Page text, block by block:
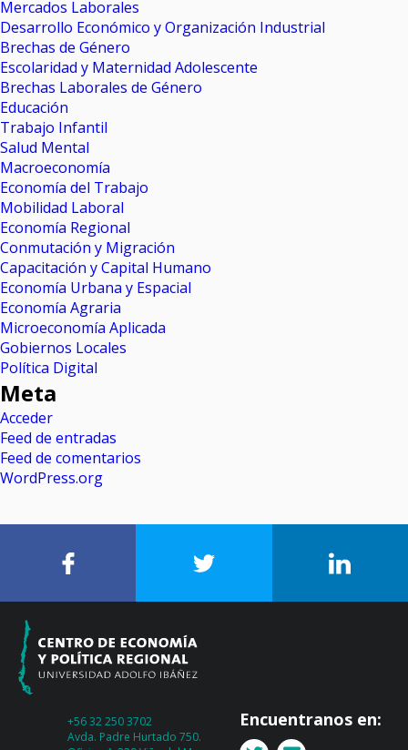
Mercados Laborales
Desarrollo Económico y Organización Industrial
Brechas de Género
Escolaridad y Maternidad Adolescente
Brechas Laborales de Género
Educación
Trabajo Infantil
Salud Mental
Macroeconomía
Economía del Trabajo
Mobilidad Laboral
Economía Regional
Conmutación y Migración
Capacitación y Capital Humano
Economía Urbana y Espacial
Economía Agraria
Microeconomía Aplicada
Gobiernos Locales
Política Digital
Meta
Acceder
Feed de entradas
Feed de comentarios
WordPress.org
+56 32 250 3702
Avda. Padre Hurtado 750.
Encuentranos en: